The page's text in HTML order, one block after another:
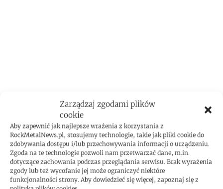
Zarządzaj zgodami plików
cookie
Aby zapewnić jak najlepsze wrażenia z korzystania z
RockMetalNews.pl, stosujemy technologie, takie jak pliki cookie do
zdobywania dostępu i/lub przechowywania informacji o urządzeniu.
Zgoda na te technologie pozwoli nam przetwarzać dane, m.in.
dotyczące zachowania podczas przeglądania serwisu. Brak wyrażenia
zgody lub też wycofanie jej może ograniczyć niektóre
funkcjonalności strony. Aby dowiedzieć się więcej, zapoznaj się z